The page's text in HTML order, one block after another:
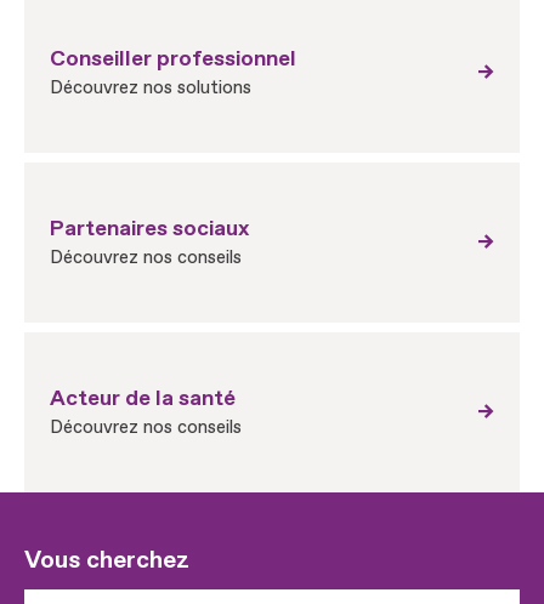
Conseiller professionnel
Découvrez nos solutions
Partenaires sociaux
Découvrez nos conseils
Acteur de la santé
Découvrez nos conseils
Vous cherchez